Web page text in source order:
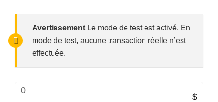
Avertissement Le mode de test est activé. En
mode de test, aucune transaction réelle n’est
effectuée.
$
0